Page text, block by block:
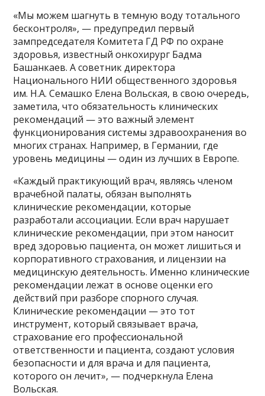
«Мы можем шагнуть в темную воду тотального
бесконтроля», — предупредил первый
зампредседателя Комитета ГД РФ по охране
здоровья, известный онкохирург Бадма
Башанкаев. А советник директора
Национального НИИ общественного здоровья
им. Н.А. Семашко Елена Вольская, в свою очередь,
заметила, что обязательность клинических
рекомендаций — это важный элемент
функционирования системы здравоохранения во
многих странах. Например, в Германии, где
уровень медицины — один из лучших в Европе.
«Каждый практикующий врач, являясь членом
врачебной палаты, обязан выполнять
клинические рекомендации, которые
разработали ассоциации. Если врач нарушает
клинические рекомендации, при этом наносит
вред здоровью пациента, он может лишиться и
корпоративного страхования, и лицензии на
медицинскую деятельность. Именно клинические
рекомендации лежат в основе оценки его
действий при разборе спорного случая.
Клинические рекомендации — это тот
инструмент, который связывает врача,
страхование его профессиональной
ответственности и пациента, создают условия
безопасности и для врача и для пациента,
которого он лечит», — подчеркнула Елена
Вольская.